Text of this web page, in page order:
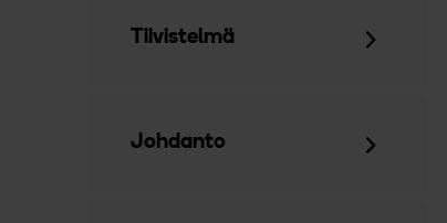
Tiivistelmä
Johdanto